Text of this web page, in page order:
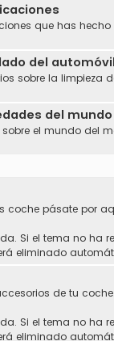
que has
del automóvil
sobre la limpieza
del
el mundo del
coche pásate por
Si el tema no ha
eliminado
de tu coche.
Si el tema no ha
eliminado